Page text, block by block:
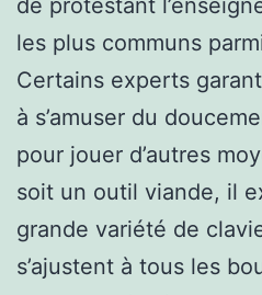
les plus communs
Certains experts
à s’amuser du
pour jouer d’autres
soit un outil viande, il
grande variété de
s’ajustent à tous les